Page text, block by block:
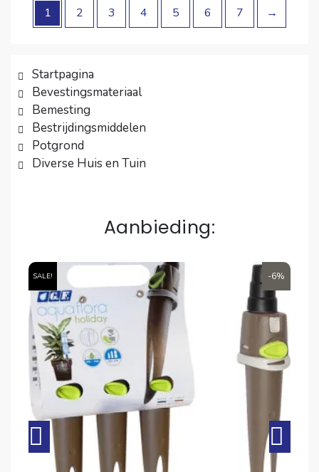
1 2 3 4 5 6 7 →
Startpagina
Bevestingsmateriaal
Bemesting
Bestrijdingsmiddelen
Potgrond
Diverse Huis en Tuin
Aanbieding:
-6%
SALE!